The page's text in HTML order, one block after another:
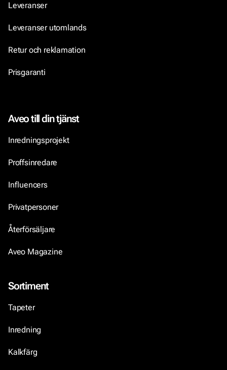
Leveranser
Leveranser utomlands
Retur och reklamation
Prisgaranti
Aveo till din tjänst
Inredningsprojekt
Proffsinredare
Influencers
Privatpersoner
Återförsäljare
Aveo Magazine
Sortiment
Tapeter
Inredning
Kalkfärg